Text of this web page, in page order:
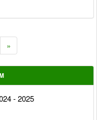
»
- 2025